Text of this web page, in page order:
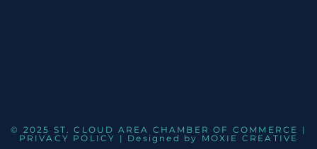
© 2025 ST. CLOUD AREA CHAMBER OF COMMERCE |
PRIVACY POLICY | Designed by MOXIE CREATIVE